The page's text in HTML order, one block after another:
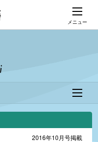
メニュー
2016年10月号掲載